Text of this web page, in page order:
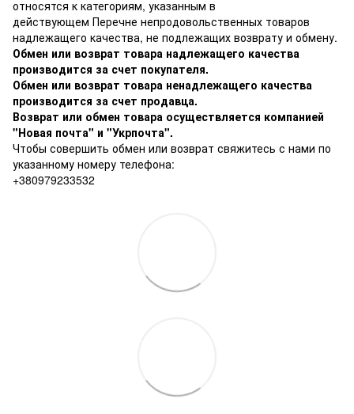
относятся к категориям, указанным в
действующем Перечне непродовольственных товаров
надлежащего качества, не подлежащих возврату и обмену.
Обмен или возврат товара надлежащего качества
производится за счет покупателя.
Обмен или возврат товара ненадлежащего качества
производится за счет продавца.
Возврат или обмен товара осуществляется компанией
"Новая почта" и "Укрпочта".
Чтобы совершить обмен или возврат свяжитесь с нами по
указанному номеру телефона:
+380979233532